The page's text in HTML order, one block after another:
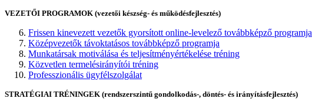
VEZETŐI PROGRAMOK (vezetői készség- és működésfejlesztés)
Frissen kinevezett vezetők gyorsított online-levelező továbbképző programja
Középvezetők távoktatásos továbbképző programja
Munkatársak motiválása és teljesítményértékelése tréning
Közvetlen termelésirányítói tréning
Professzionális ügyfélszolgálat
STRATÉGIAI TRÉNINGEK (rendszerszintű gondolkodás-, döntés- és irányításfejlesztés)